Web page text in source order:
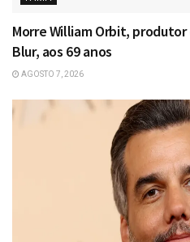
Morre William Orbit,
Blur, aos 69 anos
AGOSTO 7, 2026